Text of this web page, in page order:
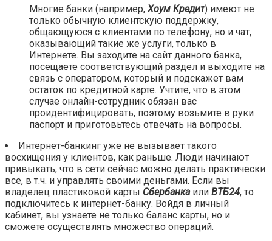
Многие банки (например,Хоум Кредит) имеют не
только обычную клиентскую поддержку,
общающуюся с клиентами по телефону, но и чат,
оказывающий такие же услуги, только в
Интернете. Вы заходите на сайт данного банка,
посещаете соответствующий раздел и выходите на
связь с оператором, который и подскажет вам
остаток по кредитной карте. Учтите, что в этом
случае онлайн-сотрудник обязан вас
проидентифицировать, поэтому возьмите в руки
паспорт и приготовьтесь отвечать на вопросы.
Интернет-банкинг уже не вызывает такого
восхищения у клиентов, как раньше. Люди начинают
привыкать, что в сети сейчас можно делать практически
все, в т.ч. и управлять своими деньгами. Если вы
владелец пластиковой карты Сбербанка или ВТБ24, то
подключитесь к интернет-банку. Войдя в личный
кабинет, вы узнаете не только баланс карты, но и
сможете осуществлять множество операций.